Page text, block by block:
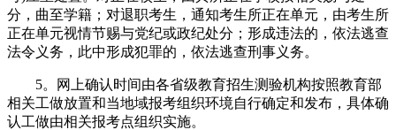
分，曲至学籍；对退职考生，通知考生所正在单元，由考生所
正在单元视情节赐与党纪或政纪处分；形成违法的，依法逃查
法令义务，此中形成犯罪的，依法逃查刑事义务。
5。网上确认时间由各省级教育招生测验机构按照教育部
相关工做放置和当地域报考组织环境自行确定和发布，具体确
认工做由相关报考点组织实施。